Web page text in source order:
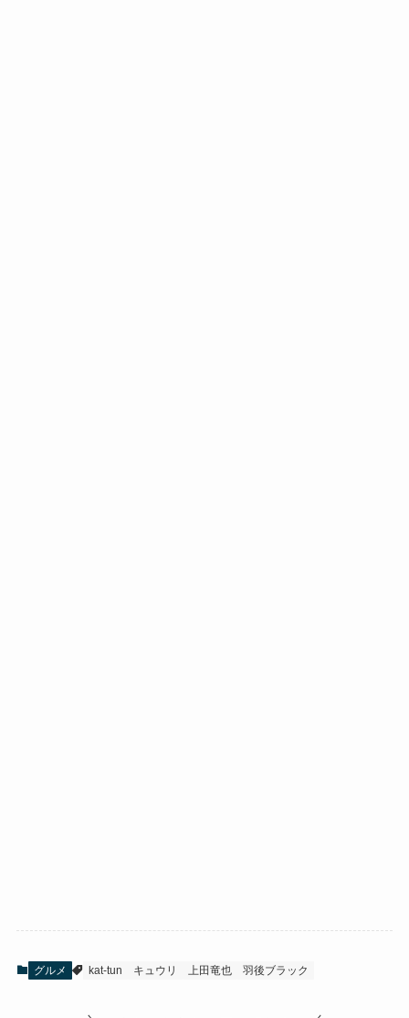
グルメ kat-tun キュウリ 上田竜也 羽後ブラック